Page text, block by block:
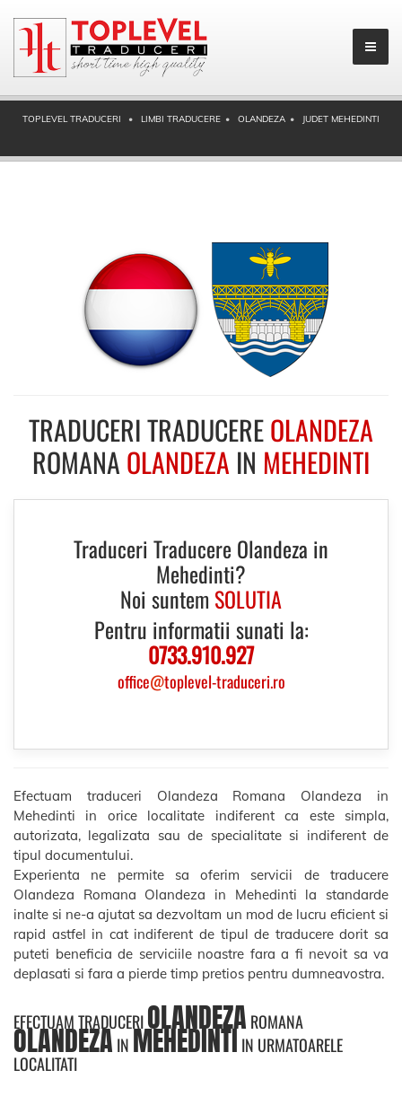
TOPLEVEL TRADUCERI LIMBI TRADUCERE OLANDEZA JUDET MEHEDINTI
TRADUCERI TRADUCEREOLANDEZA
ROMANA OLANDEZA IN MEHEDINTI
Traduceri Traducere Olandeza in
Mehedinti?
Noi suntem SOLUTIA
Pentru informatii sunati la:
0733.910.927
office@toplevel-traduceri.ro
Efectuam traduceri Olandeza Romana Olandeza in
Mehedinti in orice localitate indiferent ca este simpla,
autorizata, legalizata sau de specialitate si indiferent de
tipul documentului.
Experienta ne permite sa oferim servicii de traducere
Olandeza Romana Olandeza in Mehedinti la standarde
inalte si ne-a ajutat sa dezvoltam un mod de lucru eficient si
rapid astfel in cat indiferent de tipul de traducere dorit sa
puteti beneficia de serviciile noastre fara a fi nevoit sa va
deplasati si fara a pierde timp pretios pentru dumneavostra.
EFECTUAM TRADUCERIOLANDEZA ROMANA
OLANDEZAINMEHEDINTIIN URMATOARELE
LOCALITATI